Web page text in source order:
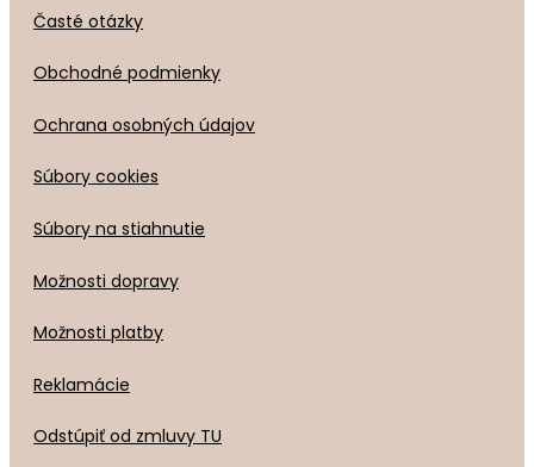
Časté otázky
Obchodné podmienky
Ochrana osobných údajov
Súbory cookies
Súbory na stiahnutie
Možnosti dopravy
Možnosti platby
Reklamácie
Odstúpiť od zmluvy TU